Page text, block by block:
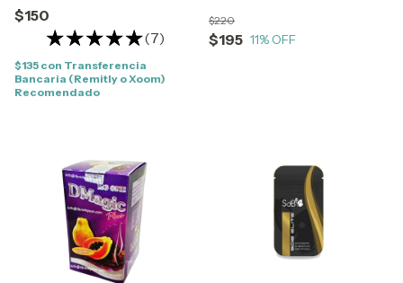
$150
(7)
$135 con Transferencia
Bancaria (Remitly o Xoom)
Recomendado
$195
$220
11% OFF